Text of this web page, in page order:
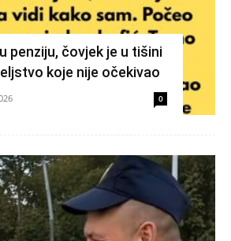
penziju, čovjek je u tišini
koje nije očekivao
0